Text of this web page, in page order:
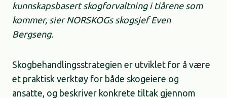
kunnskapsbasert skogforvaltning i tiårene som
kommer, sier NORSKOGs skogsjef Even
Bergseng.
Skogbehandlingsstrategien er utviklet for å være
et praktisk verktøy for både skogeiere og
ansatte, og beskriver konkrete tiltak gjennom